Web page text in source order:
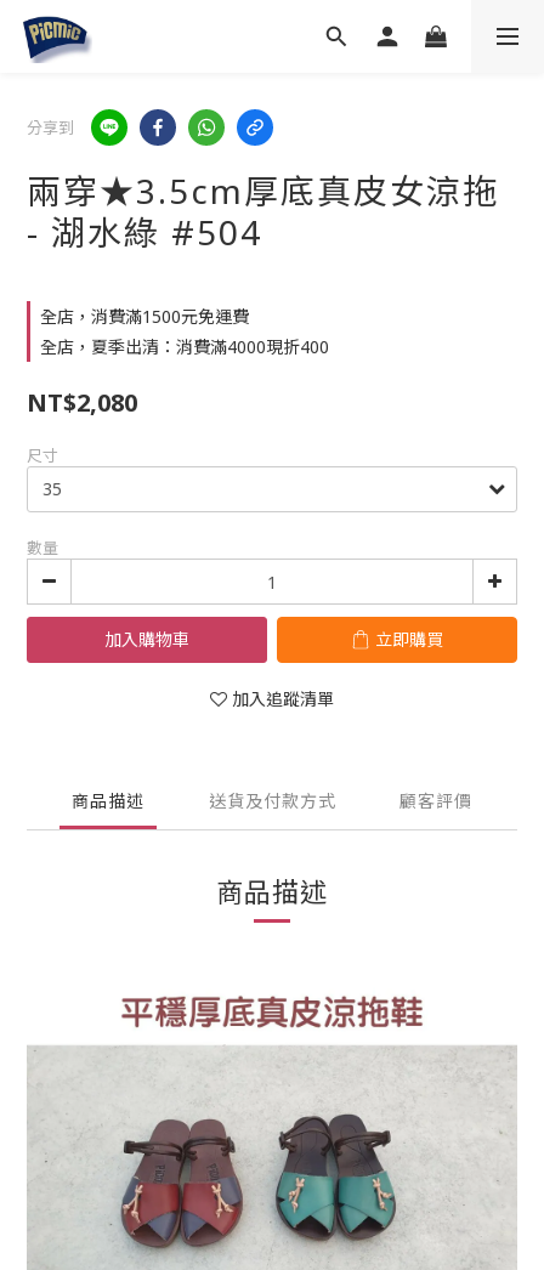
分享到
兩穿★3.5cm厚底真皮女涼拖
- 湖水綠 #504
全店，消費滿1500元免運費
全店，夏季出清：消費滿4000現折400
NT$2,080
尺寸
數量
加入購物車 立即購買
加入追蹤清單
商品描述 送貨及付款方式 顧客評價
商品描述